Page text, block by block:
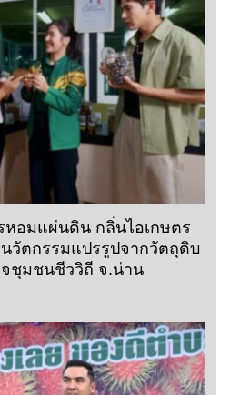
หอมแผ่นดิน กลิ่นไอเกษตร
นวัตกรรมแปรรูปจากวัตถุดิบ
ชุมชนชีววิถี จ.น่าน